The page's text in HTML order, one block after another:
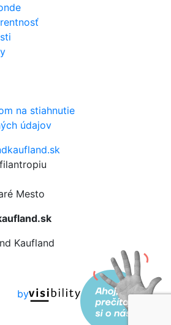
na stiahnutie
údajov
Mesto
Kaufland
by